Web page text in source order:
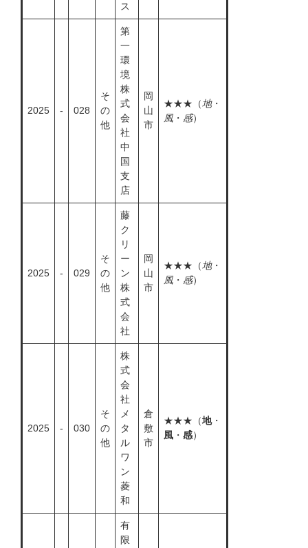
ス
2025 - 028
そ
の
他
第
一
環
境
株
式
会
社
中
国
支
店
岡
山
市
★★★（地・
風 ・ 感）
2025 - 029
そ
の
他
藤
ク
リ
ー
ン
株
式
会
社
岡
山
市
★★★（地・
風 ・ 感）
2025 - 030
そ
の
他
株
式
会
社
メ
タ
ル
ワ
ン
菱
和
倉
敷
市
★★★（地・
風 ・ 感）
有
限